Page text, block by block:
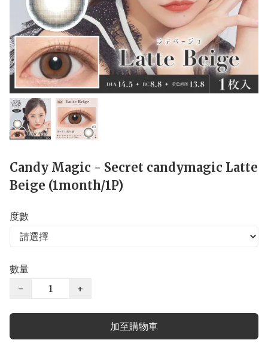
Candy Magic - Secret candymagic Latte
Beige (1month/1P)
度數
數量
−
+
加至購物車